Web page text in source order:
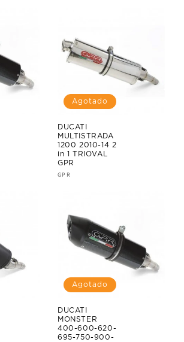
Agotado
DUCATI
MULTISTRADA
1200 2010-14 2
in 1 TRIOVAL
GPR
Proveedor:
GPR
Agotado
DUCATI
MONSTER
400-600-620-
695-750-900-